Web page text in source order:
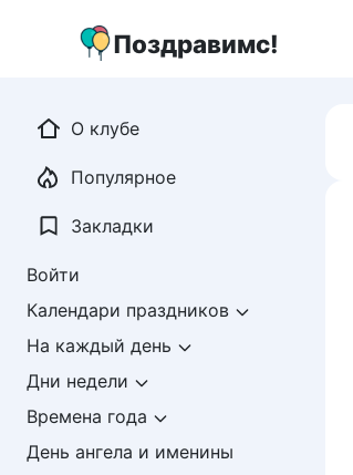
Поздравимс!
О клубе
Популярное
Закладки
Войти
Календари праздников
На каждый день
Дни недели
Времена года
День ангела и именины